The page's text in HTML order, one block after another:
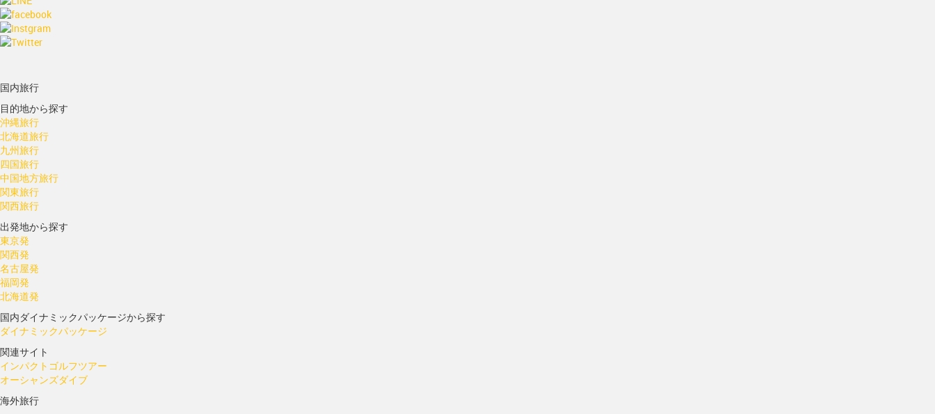
国内旅行
目的地から探す
沖縄旅行
北海道旅行
九州旅行
四国旅行
中国地方旅行
関東旅行
関西旅行
出発地から探す
東京発
関西発
名古屋発
福岡発
北海道発
国内ダイナミックパッケージから探す
ダイナミックパッケージ
関連サイト
インパクトゴルフツアー
オーシャンズダイブ
海外旅行